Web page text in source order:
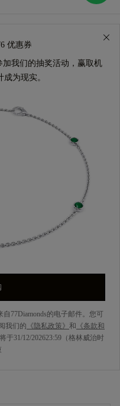
优惠券
加我们的抽奖活动，赢取机
为现实。
77Diamonds的电子邮件。您可
我们的 《隐私政策》 和 《条款和
于31/12/202623:59（格林威治时